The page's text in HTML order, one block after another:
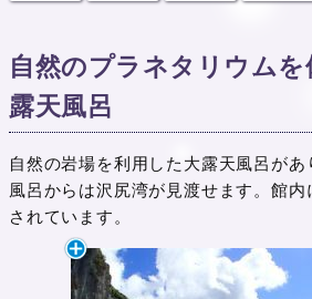
自然のプラネタリウム
露天風呂
自然の岩場を利用した大露天風呂が
風呂からは沢尻湾が見渡せます。館
されています。